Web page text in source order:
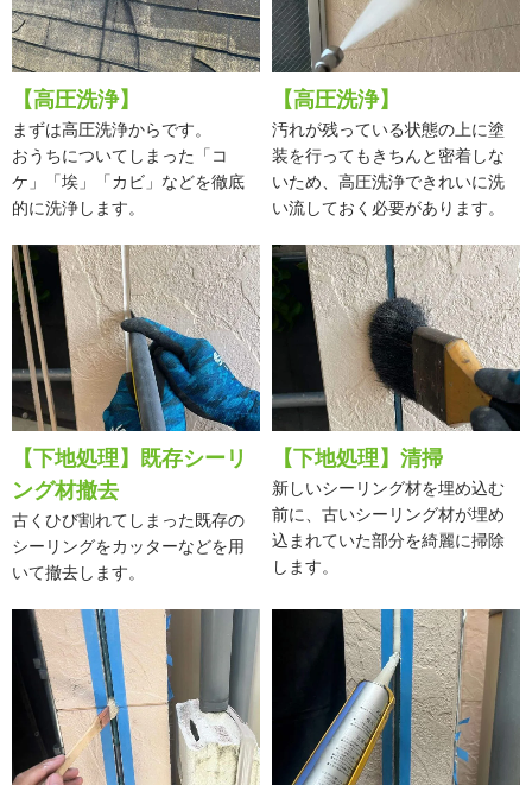
【高圧洗浄】
まずは高圧洗浄からです。
おうちについてしまった「コ
ケ」「埃」「カビ」などを徹底
的に洗浄します。
【高圧洗浄】
汚れが残っている状態の上に塗
装を行ってもきちんと密着しな
いため、高圧洗浄できれいに洗
い流しておく必要があります。
【下地処理】既存シーリ
ング材撤去
古くひび割れてしまった既存の
シーリングをカッターなどを用
いて撤去します。
【下地処理】清掃
新しいシーリング材を埋め込む
前に、古いシーリング材が埋め
込まれていた部分を綺麗に掃除
します。